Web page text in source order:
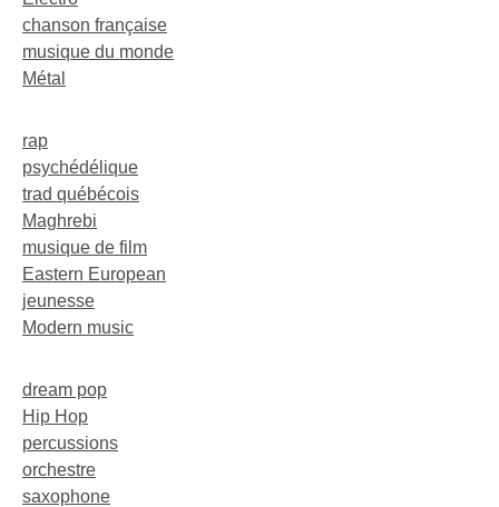
chanson française
musique du monde
Métal
rap
psychédélique
trad québécois
Maghrebi
musique de film
Eastern European
jeunesse
Modern music
dream pop
Hip Hop
percussions
orchestre
saxophone